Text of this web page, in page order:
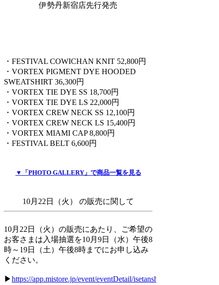
伊勢丹新宿店先行発売
・FESTIVAL COWICHAN KNIT 52,800円
・VORTEX PIGMENT DYE HOODED
SWEATSHIRT 36,300円
・VORTEX TIE DYE SS 18,700円
・VORTEX TIE DYE LS 22,000円
・VORTEX CREW NECK SS 12,100円
・VORTEX CREW NECK LS 15,400円
・VORTEX MIAMI CAP 8,800円
・FESTIVAL BELT 6,600円
▼「PHOTO GALLERY」で商品一覧を見る
10月22日（火） の販売に関して
10月22日（火）の販売にあたり、ご希望の
お客さまは入場抽選を10月9日（水）午後8
時～19日（土）午後8時までにお申し込み
ください。
▶https://app.mistore.jp/event/eventDetail/isetanshinjuku/